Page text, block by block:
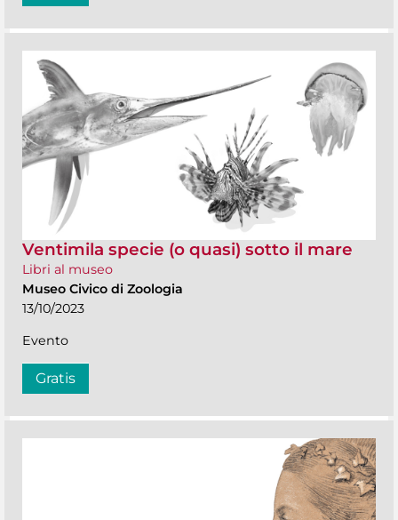
Ventimila specie (o quasi) sotto il mare
Libri al museo
Museo Civico di Zoologia
13/10/2023
Evento
Gratis